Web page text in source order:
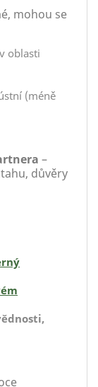
mohou se
oblasti
(méně
–
důvěry